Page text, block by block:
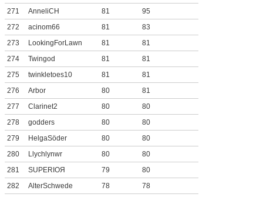
271
AnneliCH 81
95
272
acinom66 81
83
273
LookingForLawn 81
81
274
Twingod 81
81
275
twinkletoes10 81
81
276
Arbor 80
81
277
Clarinet2 80
80
278
godders 80
80
279
HelgaSöder 80
80
280
Llychlynwr 80
80
281
SUPERIOЯ 79
80
282
AlterSchwede 78
78